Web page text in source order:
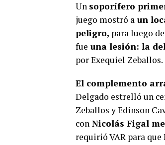
Un soporífero
juego mostró a un
peligro, para luego
fue una lesión: la
por Exequiel Zeballos.
El complemento
Delgado estrelló un
Zeballos y Edinson
con Nicolás Figal
requirió VAR para que